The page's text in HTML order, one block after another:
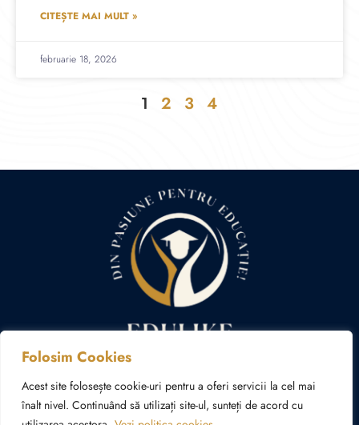
Folosim Cookies
Acest site folosește cookie-uri pentru a oferi servicii la cel mai
înalt nivel. Continuând să utilizați site-ul, sunteți de acord cu
CITEȘTE MAI MULT »
februarie 18, 2026
1 2 3 4
Politica de confidențialitate